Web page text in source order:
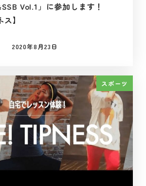
Vol.1」に参加します！
】
投稿日
2020年8月23日
スポーツ